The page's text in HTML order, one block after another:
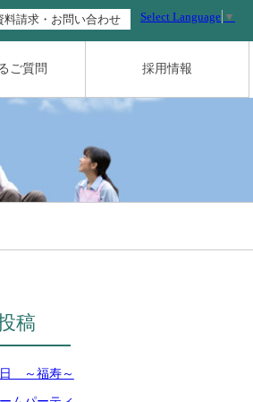
ご質問 採用情報
料請求・お問い合わせ Select Language ▼
稿
～福寿～